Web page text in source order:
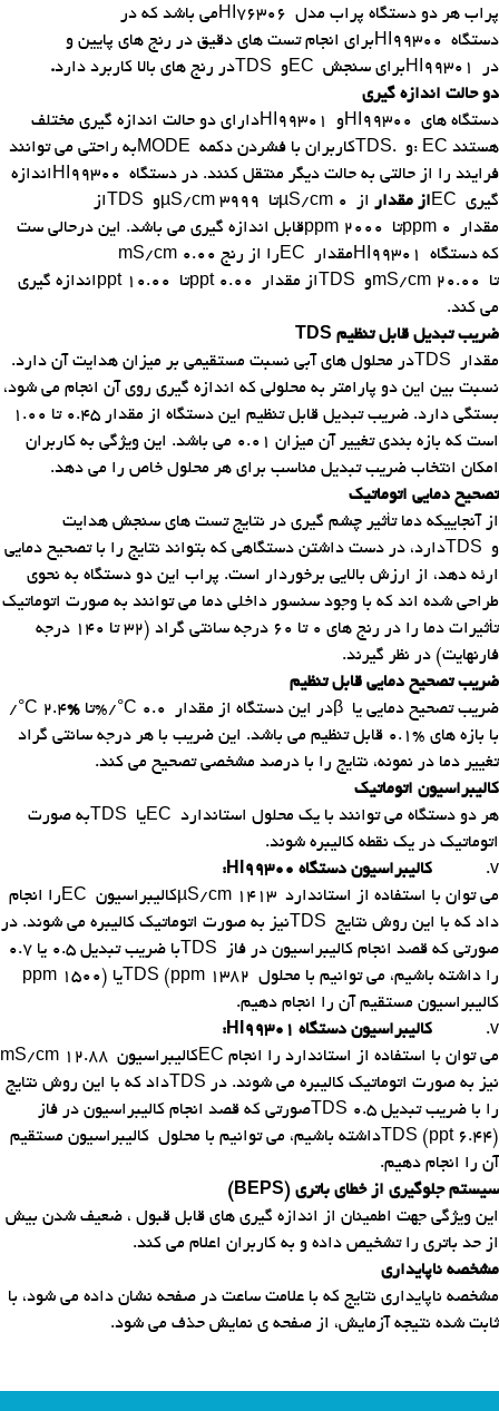
پراب هر دو دستگاه پراب مدل HI76306می باشد که در
دستگاه HI99300برای انجام تست های دقیق در رنج های پایین و
در
HI99301برای سنجش ECو TDS در رنج های بالا کاربرد دارد.
دو حالت اندازه گیری
دستگاه های HI99300و HI99301دارای دو حالت اندازه گیری مختلف
هستند : ECو TDS. کاربران با فشردن دکمه MODEبه راحتی می توانند
فرایند را از حالتی به حالت دیگر منتقل کنند. در دستگاه HI99300اندازه
گیری ECاز مقدار از µS/cm 0تا µS/cm 3999و TDS از
مقدار
ppm 0تا ppm 2000قابل اندازه گیری می باشد. این درحالی ست
که دستگاه
HI99301مقدار ECرا از رنج mS/cm 0.00
تا
mS/cm 20.00و TDS از مقدار ppt 0.00تا ppt 10.00 اندازه گیری
می کند.
ضریب تبدیل قابل تنظیم TDS
مقدار
TDS در محلول های آبی نسبت مستقیمی بر میزان هدایت آن دارد.
نسبت بین این دو پارامتر به محلولی که اندازه گیری روی آن انجام می شود،
بستگی دارد. ضریب تبدیل قابل تنظیم این دستگاه از مقدار 0.45 تا 1.00
است که بازه بندی تغییر آن میزان 0.01 می باشد. این ویژگی به کاربران
امکان انتخاب ضریب تبدیل مناسب برای هر محلول خاص را می دهد.
تصحیح دمایی اتوماتیک
از آنجاییکه دما تأثیر چشم گیری در نتایج تست های سنجش هدایت
و
TDS دارد، در دست داشتن دستگاهی که بتواند نتایج را با تصحیح دمایی
ارئه دهد، از ارزش بالایی برخوردار است. پراب این دو دستگاه به نحوی
طراحی شده اند که با وجود سنسور داخلی دما می توانند به صورت اتوماتیک
تأثیرات دما را در رنج های 0 تا 60 درجه سانتی گراد (32 تا 140 درجه
فارنهایت) در نظر گیرند.
ضریب تصحیح دمایی قابل تنظیم
ضریب تصحیح دمایی یا βدر این دستگاه از مقدار %/°C 0.0تا %
/°C 2.4
با بازه های %0.1 قابل تنظیم می باشد. این ضریب با هر درجه سانتی گراد
تغییر دما در نمونه، نتایج را با درصد مشخصی تصحیح می کند.
کالیبراسیون اتوماتیک
هر دو دستگاه می توانند با یک محلول استاندارد ECیا TDS به صورت
اتوماتیک در یک نقطه کالیبره شوند.
v.
کالیبراسیون دستگاه HI99300
:
می توان با استفاده از استاندارد µS/cm 1413کالیبراسیون ECرا انجام
داد که با این روش نتایج TDS نیز به صورت اتوماتیک کالیبره می شوند. در
صورتی که قصد انجام کالیبراسیون در فاز
TDS
با ضریب تبدیل 0.5 یا 0.7
را داشته باشیم، می توانیم با محلول TDS (ppm 1382 یا ppm 1500)
کالیبراسیون مستقیم آن را انجام دهیم.
v.
کالیبراسیون دستگاه HI99301
:
می توان با استفاده از استاندارد
mS/cm 12.88 کالیبراسیونEC را انجام
داد که با این روش نتایج TDS نیز به صورت اتوماتیک کالیبره می شوند. در
صورتی که قصد انجام کالیبراسیون در فاز TDS با ضریب تبدیل 0.5 را
داشته باشیم، می توانیم با محلول TDS (ppt 6.44)
کالیبراسیون مستقیم
آن را انجام دهیم.
سیستم جلوگیری از خطای باتری (BEPS)
این ویژگی جهت اطمینان از اندازه گیری های قابل قبول ، ضعیف شدن بیش
از حد باتری را تشخیص داده و به کاربران اعلام می کند.
مشخصه ناپایداری
مشخصه ناپایداری نتایج که با علامت ساعت در صفحه نشان داده می شود، با
ثابت شده نتیجه آزمایش، از صفحه ی نمایش حذف می شود.